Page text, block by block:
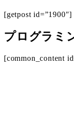
[getpost id=”1900″]
プログラミ
[common_content